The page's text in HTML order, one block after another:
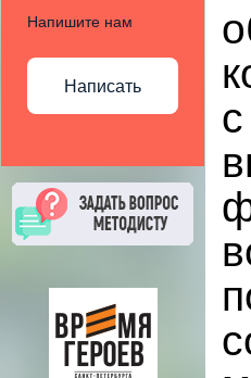
Напишите нам
Написать